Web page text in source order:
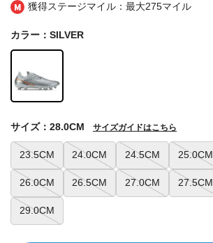
獲得ステージマイル：最大275マイル
カラー：SILVER
23.5CM 24.0CM 24.5CM 25.0CM
26.0CM 26.5CM 27.0CM 27.5CM
29.0CM
サイズ：28.0CM サイズガイドはこちら